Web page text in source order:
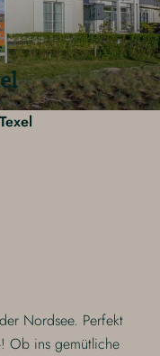
Nordsee. Perfekt
Ob ins gemütliche